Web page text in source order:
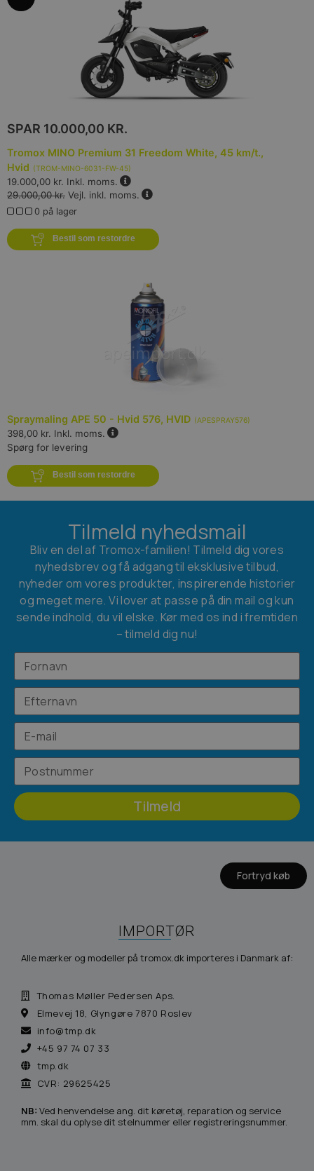
SPAR 10.000,00 KR.
Tromox MINO Premium 31 Freedom White, 45 km/t.,
Hvid (TROM-MINO-6031-FW-45)
19.000,00 kr. Inkl. moms.
29.000,00 kr. Vejl. inkl. moms.
0 på lager
Bestil som restordre
Spraymaling APE 50 - Hvid 576, HVID (APESPRAY576)
398,00 kr. Inkl. moms.
Spørg for levering
Bestil som restordre
Tilmeld nyhedsmail
Bliv en del af Tromox-familien! Tilmeld dig vores
nyhedsbrev og få adgang til eksklusive tilbud,
nyheder om vores produkter, inspirerende historier
og meget mere. Vi lover at passe på din mail og kun
sende indhold, du vil elske. Kør med os ind i fremtiden
– tilmeld dig nu!
Tilmeld
Fortryd køb
IMPORTØR
Alle mærker og modeller på tromox.dk importeres i Danmark af:
Thomas Møller Pedersen Aps.
Elmevej 18, Glyngøre 7870 Roslev
info@tmp.dk
+45 97 74 07 33
tmp.dk
CVR: 29625425
NB: Ved henvendelse ang. dit køretøj, reparation og service
mm. skal du oplyse dit stelnummer eller registreringsnummer.